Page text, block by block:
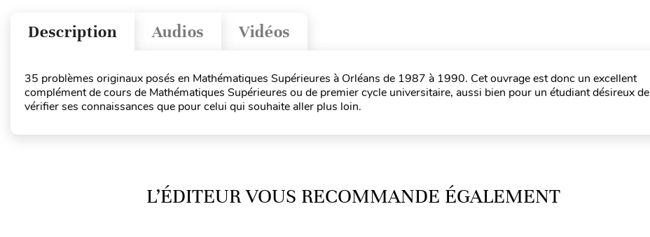
Vidéos
Audios
Description
35 problèmes originaux posés en Mathématiques Supérieures à Orléans de 1987 à 1990. Cet ouvrage est donc un excellent
complément de cours de Mathématiques Supérieures ou de premier cycle universitaire, aussi bien pour un étudiant désireux de
vérifier ses connaissances que pour celui qui souhaite aller plus loin.
L’ÉDITEUR VOUS RECOMMANDE ÉGALEMENT